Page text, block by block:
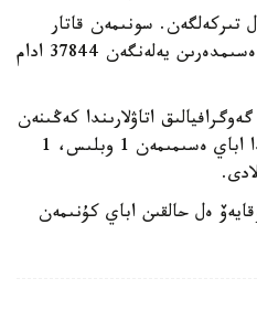
اباي ەسىمدى 9 ايەل تىركەلگەن. سونىمەن قاتار
يبراھيم، يبراگيم جانە يبراحيم ەسىمدەرىن يەلەنگەن 37844 ادام
اتاۋلارىندا كەڭىنەن
كورىنىس تاپقان. قازىرگى تاڭدا اباي ەسىمىمەن 1 وبلىس، 1
ەل حالقىن اباي كۇنىمەن